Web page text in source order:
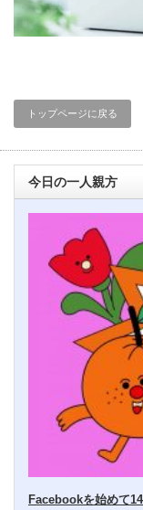
トップページに戻る
今日の一人親方
Facebookを始めて